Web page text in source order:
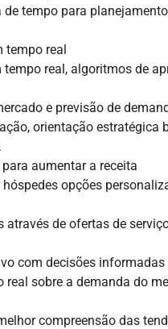
tempo para
tempo real
real, algoritmos de
e previsão de
orientação estratégica
aumentar a receita
opções
de ofertas de
com decisões informadas
sobre a demanda do
compreensão das